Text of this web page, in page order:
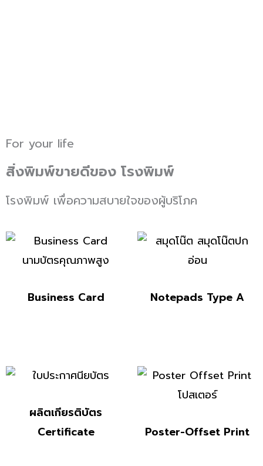
For your life
สิ่งพิมพ์ขายดีของ โรงพิมพ์
โรงพิมพ์ เพื่อความสบายใจของผู้บริโภค
Business Card Notepads Type A
ผลิตเกียรติบัตร
Certificate
Poster-Offset Print